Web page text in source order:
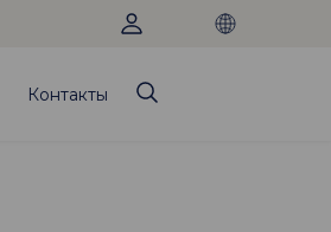
Контакты